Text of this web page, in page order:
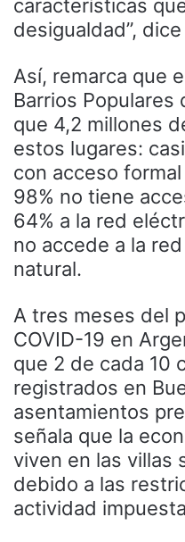
características
desigualdad”,
Así, remarca que
Barrios Populares
que 4,2 millones
estos lugares:
con acceso
98% no tiene
64% a la red
no accede a la
natural.
A tres meses del
COVID-19 en
que 2 de cada 10
registrados en
asentamientos
señala que la
viven en las villas
debido a las
actividad